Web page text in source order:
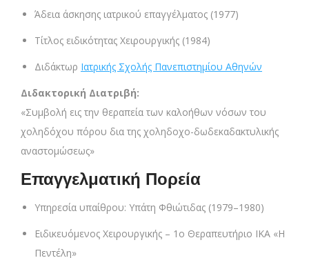
Άδεια άσκησης ιατρικού επαγγέλματος (1977)
Τίτλος ειδικότητας Χειρουργικής (1984)
Διδάκτωρ Ιατρικής Σχολής Πανεπιστημίου Αθηνών
Διδακτορική Διατριβή:
«Συμβολή εις την θεραπεία των καλοήθων νόσων του
χοληδόχου πόρου δια της χοληδοχο-δωδεκαδακτυλικής
αναστομώσεως»
Επαγγελματική Πορεία
Υπηρεσία υπαίθρου: Υπάτη Φθιώτιδας (1979–1980)
Ειδικευόμενος Χειρουργικής – 1ο Θεραπευτήριο ΙΚΑ «Η
Πεντέλη»